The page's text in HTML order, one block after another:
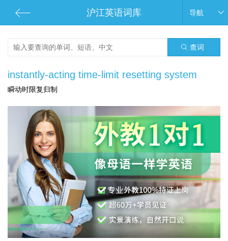
沪江英语词库 导航
查词
instantly-acting time-limit resetting system
瞬动时限复归制